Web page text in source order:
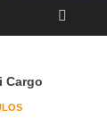
Cargo